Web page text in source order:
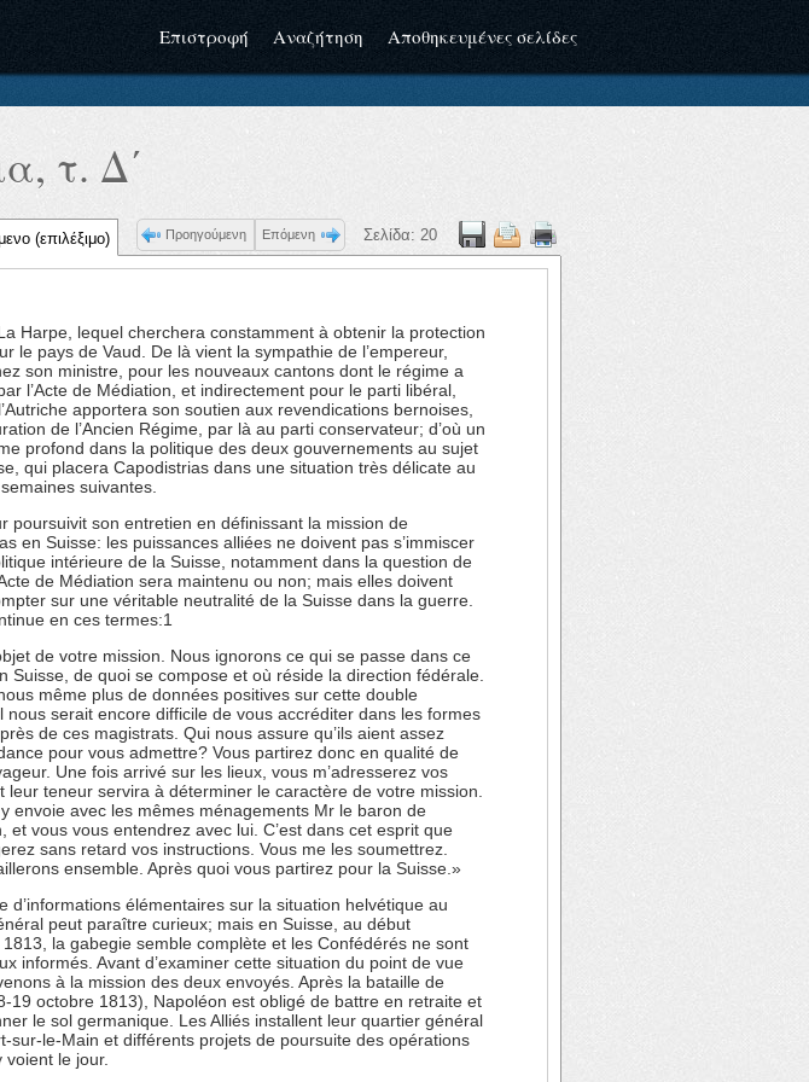
Επιστροφή Αναζήτηση Αποθηκευμένες σελίδες
τ. Δ΄
Προηγούμενη Επόμενη Σελίδα: 20
(επιλέξιμο)
Harpe, lequel cherchera constamment à obtenir la protection
le pays de Vaud. De là vient la sympathie de l’empereur,
son ministre, pour les nouveaux cantons dont le régime a
l’Acte de Médiation, et indirectement pour le parti libéral,
apportera son soutien aux revendications bernoises,
de l’Ancien Régime, par là au parti conservateur; d’où un
profond dans la politique des deux gouvernements au sujet
qui placera Capodistrias dans une situation très délicate au
suivantes.
poursuivit son entretien en définissant la mission de
en Suisse: les puissances alliées ne doivent pas s’immiscer
intérieure de la Suisse, notamment dans la question de
de Médiation sera maintenu ou non; mais elles doivent
sur une véritable neutralité de la Suisse dans la guerre.
en ces termes:1
de votre mission. Nous ignorons ce qui se passe dans ce
Suisse, de quoi se compose et où réside la direction fédérale.
même plus de données positives sur cette double
nous serait encore difficile de vous accréditer dans les formes
de ces magistrats. Qui nous assure qu’ils aient assez
pour vous admettre? Vous partirez donc en qualité de
Une fois arrivé sur les lieux, vous m’adresserez vos
leur teneur servira à déterminer le caractère de votre mission.
y envoie avec les mêmes ménagements Mr le baron de
et vous vous entendrez avec lui. C’est dans cet esprit que
sans retard vos instructions. Vous me les soumettrez.
ensemble. Après quoi vous partirez pour la Suisse.»
d’informations élémentaires sur la situation helvétique au
peut paraître curieux; mais en Suisse, au début
la gabegie semble complète et les Confédérés ne sont
informés. Avant d’examiner cette situation du point de vue
à la mission des deux envoyés. Après la bataille de
19 octobre 1813), Napoléon est obligé de battre en retraite et
le sol germanique. Les Alliés installent leur quartier général
sur-le-Main et différents projets de poursuite des opérations
voient le jour.